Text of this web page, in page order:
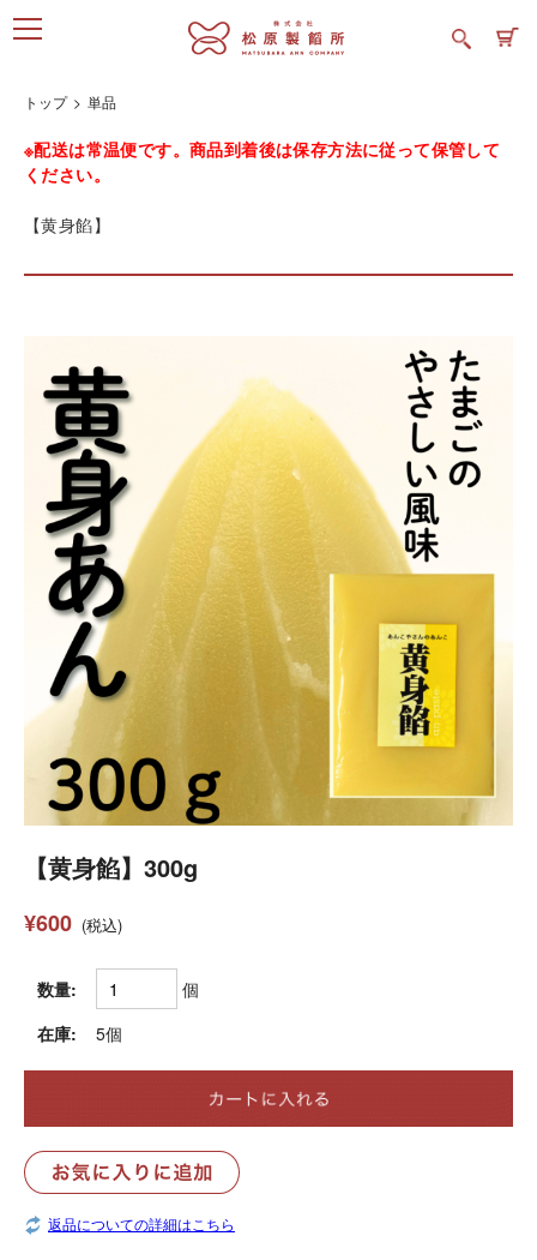
トップ 単品
※配送は常温便です。商品到着後は保存方法に従って保管して
ください。
【黄身餡】
【黄身餡】300g
¥600 (税込)
数量:
個
在庫:
5個
返品についての詳細はこちら